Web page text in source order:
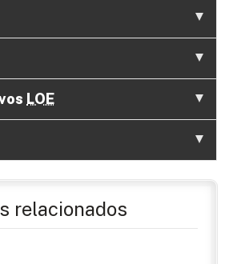
LOE
relacionados